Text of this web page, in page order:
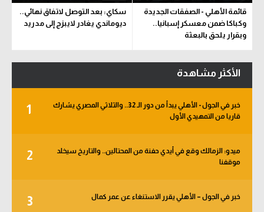
قائمة الأهلي - الصفقات الجديدة
وكباكا ضمن معسكر إسبانيا..
وبقرار يلحق بالبعثة
سكاي: بعد التوصل لاتفاق نهائي..
ديوماندي يغادر لايبزج إلى مدريد
الأكثر مشاهدة
1
خبر في الجول - الأهلي يبدأ من دور الـ 32.. والثلاثي المصري يشارك
قاريا من التمهيدي الأول
2
ميدو: الزمالك وقع في أيدي حفنة من المحتالين.. والتاريخ سيخلد
موقفنا
3 خبر في الجول – الأهلي يقرر الاستنغاء عن عمر كمال